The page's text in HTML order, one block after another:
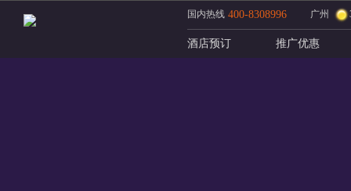
国内热线 400-8308996 广州
酒店预订 推广优惠